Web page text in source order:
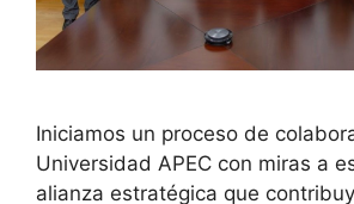
Iniciamos un proceso de
Universidad APEC con miras a
alianza estratégica que